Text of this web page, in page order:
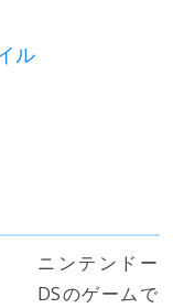
ル
ニンテンドー
DSのゲームで